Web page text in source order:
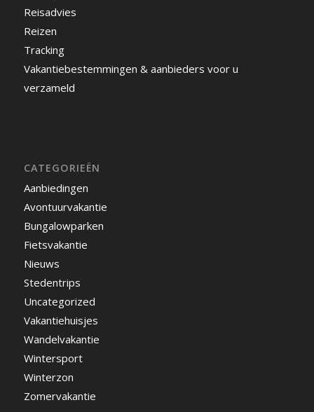
Reisadvies
Reizen
Tracking
Vakantiebestemmingen & aanbieders voor u
verzameld
CATEGORIEËN
Aanbiedingen
Avontuurvakantie
Bungalowparken
Fietsvakantie
Nieuws
Stedentrips
Uncategorized
Vakantiehuisjes
Wandelvakantie
Wintersport
Winterzon
Zomervakantie